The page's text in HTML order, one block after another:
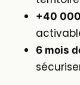
+40
6 mois